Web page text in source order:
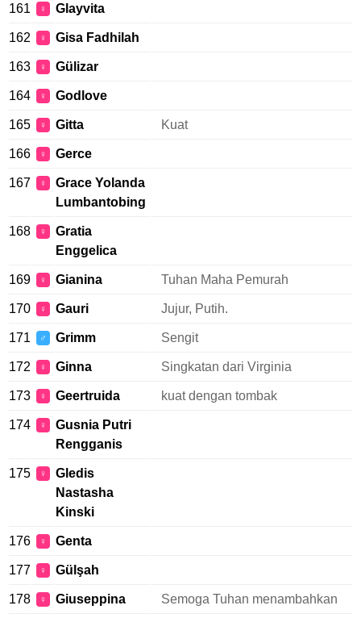
161 ♀ Glayvita
162 ♀ Gisa Fadhilah
163 ♀ Gülizar
164 ♀ Godlove
165 ♀ Gitta Kuat
166 ♀ Gerce
167 ♀
Grace Yolanda
Lumbantobing
168 ♀
Gratia
Enggelica
169 ♀ Gianina Tuhan Maha Pemurah
170 ♀ Gauri Jujur, Putih.
171 ♂ Grimm Sengit
172 ♀ Ginna Singkatan dari Virginia
173 ♀ Geertruida kuat dengan tombak
174 ♀
Gusnia Putri
Rengganis
175 ♀
Gledis
Nastasha
Kinski
176 ♀ Genta
177 ♀ Gülşah
178 ♀ Giuseppina Semoga Tuhan menambahkan